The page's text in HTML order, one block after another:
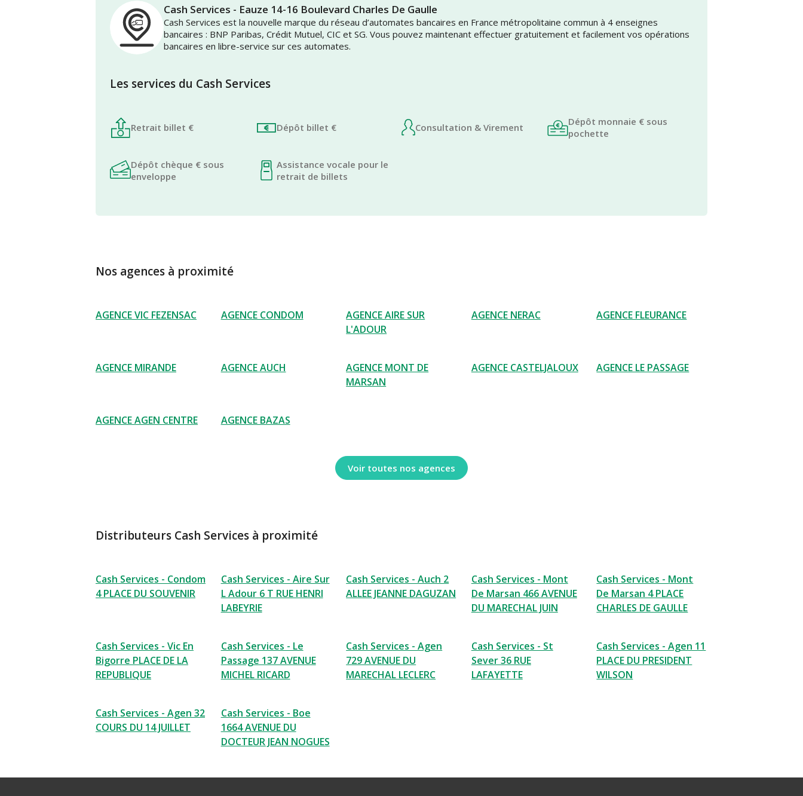
Cash Services - Eauze 14-16 Boulevard Charles De Gaulle
Cash Services est la nouvelle marque du réseau d’automates bancaires en France métropolitaine commun à 4 enseignes
bancaires : BNP Paribas, Crédit Mutuel, CIC et SG. Vous pouvez maintenant effectuer gratuitement et facilement vos opérations
bancaires en libre-service sur ces automates.
Les services du Cash Services
Retrait billet € Dépôt billet € Consultation & Virement
Dépôt monnaie € sous
pochette
Dépôt chèque € sous
enveloppe
Assistance vocale pour le
retrait de billets
Nos agences à proximité
AGENCE VIC FEZENSAC AGENCE CONDOM
AGENCE AIRE SUR
L'ADOUR
AGENCE NERAC AGENCE FLEURANCE
AGENCE MIRANDE AGENCE AUCH
AGENCE MONT DE
MARSAN
AGENCE CASTELJALOUX AGENCE LE PASSAGE
AGENCE AGEN CENTRE AGENCE BAZAS
Voir toutes nos agences
Distributeurs Cash Services à proximité
Cash Services - Condom
4 PLACE DU SOUVENIR
Cash Services - Aire Sur
L Adour 6 T RUE HENRI
LABEYRIE
Cash Services - Auch 2
ALLEE JEANNE DAGUZAN
Cash Services - Mont
De Marsan 466 AVENUE
DU MARECHAL JUIN
Cash Services - Mont
De Marsan 4 PLACE
CHARLES DE GAULLE
Cash Services - Vic En
Bigorre PLACE DE LA
REPUBLIQUE
Cash Services - Le
Passage 137 AVENUE
MICHEL RICARD
Cash Services - Agen
729 AVENUE DU
MARECHAL LECLERC
Cash Services - St
Sever 36 RUE
LAFAYETTE
Cash Services - Agen 11
PLACE DU PRESIDENT
WILSON
Cash Services - Agen 32
COURS DU 14 JUILLET
Cash Services - Boe
1664 AVENUE DU
DOCTEUR JEAN NOGUES